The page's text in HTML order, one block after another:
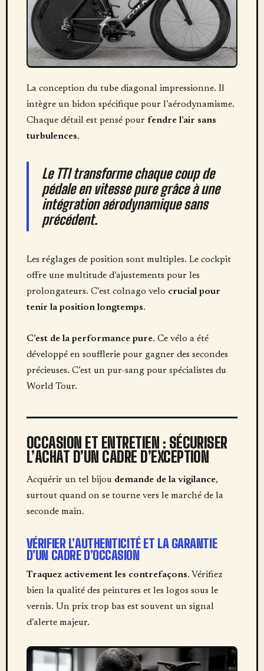
La conception du tube diagonal impressionne. Il
intègre un bidon spécifique pour l’aérodynamisme.
Chaque détail est pensé pour fendre l’air sans
turbulences.
Le TT1 transforme chaque coup de
pédale en vitesse pure grâce à une
intégration aérodynamique sans
précédent.
Les réglages de position sont multiples. Le cockpit
offre une multitude d’ajustements pour les
prolongateurs. C’est colnago velo crucial pour
tenir la position longtemps.
C’est de la performance pure. Ce vélo a été
développé en soufflerie pour gagner des secondes
précieuses. C’est un pur-sang pour spécialistes du
World Tour.
OCCASION ET ENTRETIEN : SÉCURISER
L’ACHAT D’UN CADRE D’EXCEPTION
Acquérir un tel bijou demande de la vigilance,
surtout quand on se tourne vers le marché de la
seconde main.
VÉRIFIER L’AUTHENTICITÉ ET LA GARANTIE
D’UN CADRE D’OCCASION
Traquez activement les contrefaçons. Vérifiez
bien la qualité des peintures et les logos sous le
vernis. Un prix trop bas est souvent un signal
d’alerte majeur.